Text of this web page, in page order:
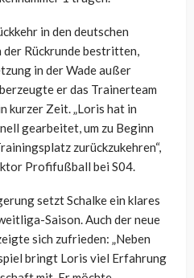
in den deutschen
Rückrunde bestritten,
in der Wade außer
er das Trainerteam
kurzer Zeit. „Loris hat in
gearbeitet, um zu Beginn
zurückzukehren“,
Profifußball bei S04.
setzt Schalke ein klares
Saison. Auch der neue
sich zufrieden: „Neben
bringt Loris viel Erfahrung